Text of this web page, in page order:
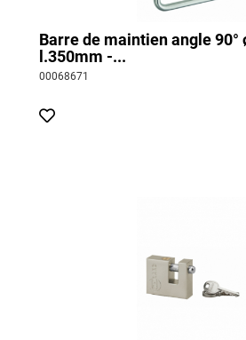
Barre de maintien angle 90°
l.350mm -...
00068671